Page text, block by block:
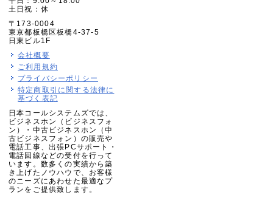
土日祝：休
〒173-0004
東京都板橋区板橋4-37-5
日東ビル1F
会社概要
ご利用規約
プライバシーポリシー
特定商取引に関する法律に
基づく表記
日本コールシステムズでは、
ビジネスホン（ビジネスフォ
ン）・中古ビジネスホン（中
古ビジネスフォン）の販売や
電話工事、出張PCサポート・
電話回線などの受付を行って
います。数多くの実績から築
き上げたノウハウで、お客様
のニーズにあわせた最適なプ
ランをご提供致します。